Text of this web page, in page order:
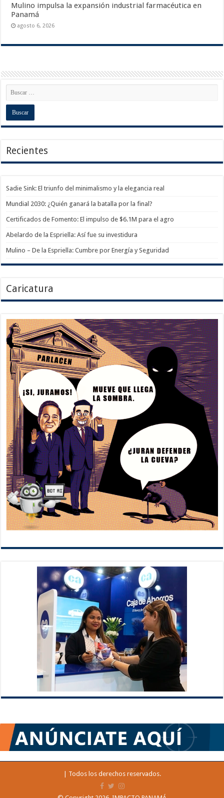
Mulino impulsa la expansión industrial farmacéutica en
Panamá
agosto 6, 2026
Recientes
Sadie Sink: El triunfo del minimalismo y la elegancia real
Mundial 2030: ¿Quién ganará la batalla por la final?
Certificados de Fomento: El impulso de $6.1M para el agro
Abelardo de la Espriella: Así fue su investidura
Mulino – De la Espriella: Cumbre por Energía y Seguridad
Caricatura
| Todos los derechos reservados.